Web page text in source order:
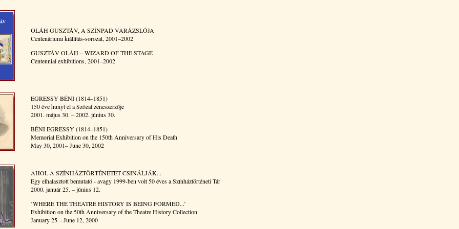
OLÁH GUSZTÁV, A SZÍNPAD VARÁZSLÓJA
Centenáriumi kiállítás-sorozat, 2001–2002
GUSZTÁV OLÁH – WIZARD OF THE STAGE
Centennial exhibitions, 2001–2002
EGRESSY BÉNI (1814–1851)
150 éve hunyt el a Szózat zeneszerzője
2001. május 30. – 2002. június 30.
BÉNI EGRESSY (1814–1851)
Memorial Exhibition on the 150th Anniversary of His Death
May 30, 2001– June 30, 2002
AHOL A SZÍNHÁZTÖRTÉNETET CSINÁLJÁK...
Egy elhalasztott bemutató - avagy 1999-ben volt 50 éves a Színháztörténeti Tár
2000. január 25. – június 12.
’WHERE THE THEATRE HISTORY IS BEING FORMED...’
Exhibition on the 50th Anniversary of the Theatre History Collection
January 25 – June 12, 2000